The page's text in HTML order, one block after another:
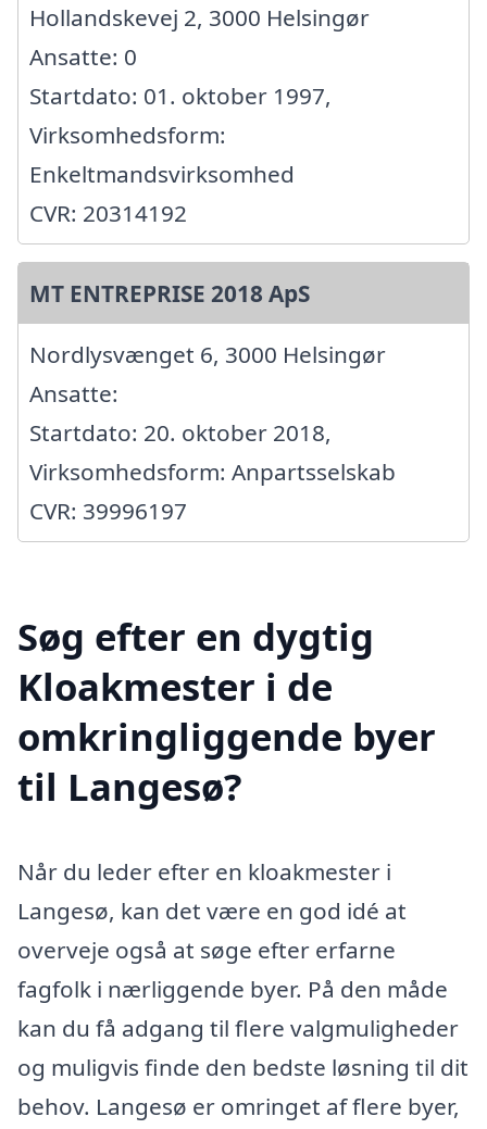
Hollandskevej 2, 3000 Helsingør
Ansatte: 0
Startdato: 01. oktober 1997,
Virksomhedsform:
Enkeltmandsvirksomhed
CVR: 20314192
MT ENTREPRISE 2018 ApS
Nordlysvænget 6, 3000 Helsingør
Ansatte:
Startdato: 20. oktober 2018,
Virksomhedsform: Anpartsselskab
CVR: 39996197
Søg efter en dygtig
Kloakmester i de
omkringliggende byer
til Langesø?
Når du leder efter en kloakmester i
Langesø, kan det være en god idé at
overveje også at søge efter erfarne
fagfolk i nærliggende byer. På den måde
kan du få adgang til flere valgmuligheder
og muligvis finde den bedste løsning til dit
behov. Langesø er omringet af flere byer,